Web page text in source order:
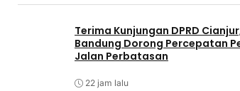
Terima Kunjungan DPRD
Bandung Dorong Percepatan
Jalan Perbatasan
22 jam lalu